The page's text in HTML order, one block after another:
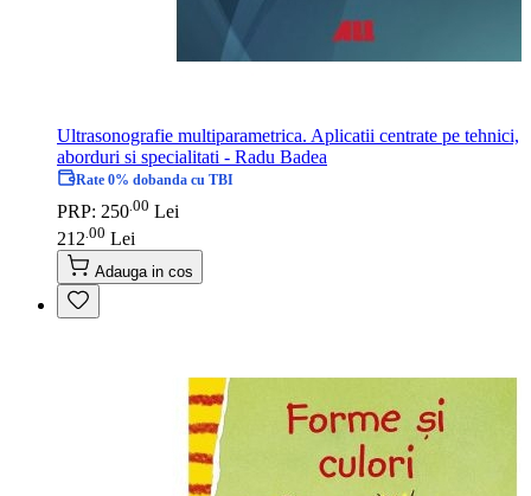
Ultrasonografie multiparametrica. Aplicatii centrate pe tehnici,
aborduri si specialitati - Radu Badea
Rate 0% dobanda cu TBI
PRP: 250.00 Lei
212 00 Lei
Adauga in cos